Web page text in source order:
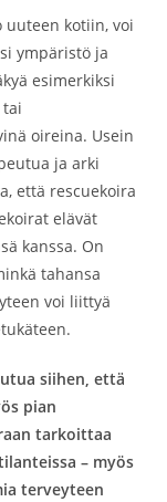
kotiin, voi
ympäristö ja
esimerkiksi
oireina. Usein
ja arki
että rescuekoira
elävät
kanssa. On
tahansa
voi liittyä
siihen, että
pian
tarkoittaa
– myös
terveyteen